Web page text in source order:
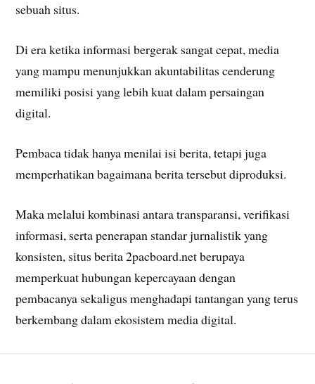
sebuah situs.
Di era ketika informasi bergerak sangat cepat, media
yang mampu menunjukkan akuntabilitas cenderung
memiliki posisi yang lebih kuat dalam persaingan
digital.
Pembaca tidak hanya menilai isi berita, tetapi juga
memperhatikan bagaimana berita tersebut diproduksi.
Maka melalui kombinasi antara transparansi, verifikasi
informasi, serta penerapan standar jurnalistik yang
konsisten, situs berita 2pacboard.net berupaya
memperkuat hubungan kepercayaan dengan
pembacanya sekaligus menghadapi tantangan yang terus
berkembang dalam ekosistem media digital.